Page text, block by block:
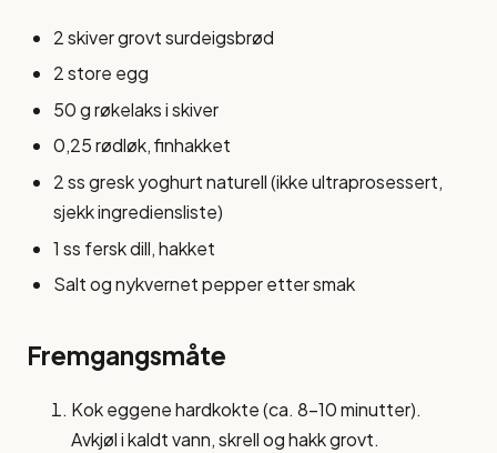
2 skiver grovt surdeigsbrød
2 store egg
50 g røkelaks i skiver
0,25 rødløk, finhakket
2 ss gresk yoghurt naturell (ikke ultraprosessert,
sjekk ingrediensliste)
1 ss fersk dill, hakket
Salt og nykvernet pepper etter smak
Fremgangsmåte
Kok eggene hardkokte (ca. 8-10 minutter).
Avkjøl i kaldt vann, skrell og hakk grovt.